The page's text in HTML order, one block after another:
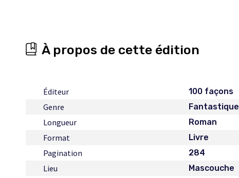
À propos de cette édition
Éditeur 100 façons
Genre Fantastique
Longueur Roman
Format Livre
Pagination 284
Lieu Mascouche